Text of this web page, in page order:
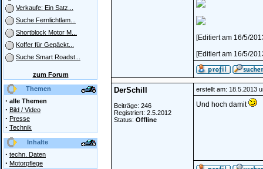
Verkaufe: Ein Satz...
Suche Fernlichtlam...
Shortblock Motor M...
Koffer für Gepäckt...
Suche Smart Roadst...
zum Forum
Themen
· alle Themen
· Bild / Video
· Presse
· Technik
Inhalte
· techn. Daten
· Motorpflege
[Editiert am 16/5/
[Editiert am 16/5/
DerSchill
Beiträge: 246
Registriert: 2.5.2012
Status: Offline
erstellt am: 18.5.2013
Und hoch damit